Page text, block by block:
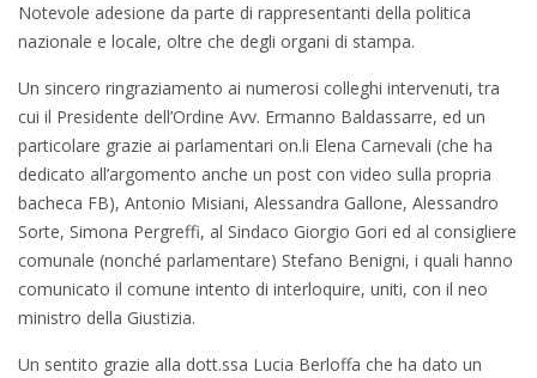
Notevole adesione da parte di rappresentanti della politica
nazionale e locale, oltre che degli organi di stampa.
Un sincero ringraziamento ai numerosi colleghi intervenuti, tra
cui il Presidente dell’Ordine Avv. Ermanno Baldassarre, ed un
particolare grazie ai parlamentari on.li Elena Carnevali (che ha
dedicato all’argomento anche un post con video sulla propria
bacheca FB), Antonio Misiani, Alessandra Gallone, Alessandro
Sorte, Simona Pergreffi, al Sindaco Giorgio Gori ed al consigliere
comunale (nonché parlamentare) Stefano Benigni, i quali hanno
comunicato il comune intento di interloquire, uniti, con il neo
ministro della Giustizia.
Un sentito grazie alla dott.ssa Lucia Berloffa che ha dato un